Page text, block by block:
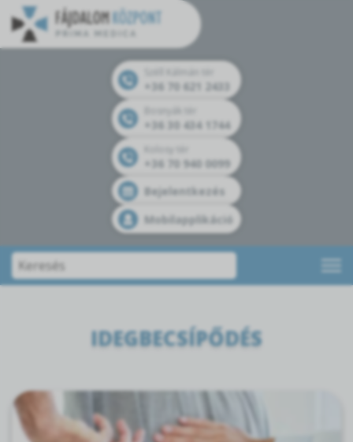
+36 70 621 2433
+36 30 434 1744
+36 70 940 0099
Bejelentkezés
Mobilapplikáció
IDEGBECSÍPŐDÉS